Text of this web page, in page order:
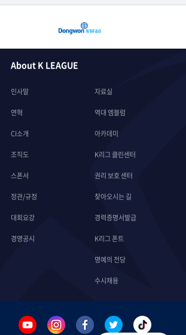
About K LEAGUE
인사말
연혁
CI소개
조직도
스폰서
정관/규정
대회요강
경영공시
자료실
역대 엠블럼
아카데미
K리그 클린센터
권리 보호 센터
찾아오시는 길
경력증명서발급
K리그 폰트
명예의 전당
수시채용